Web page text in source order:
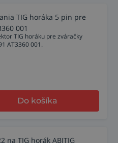
TIG horáka 5 pin pre
001
TIG horáku pre zváračky
AT3360 001.
Do košíka
na TIG horák ABITIG